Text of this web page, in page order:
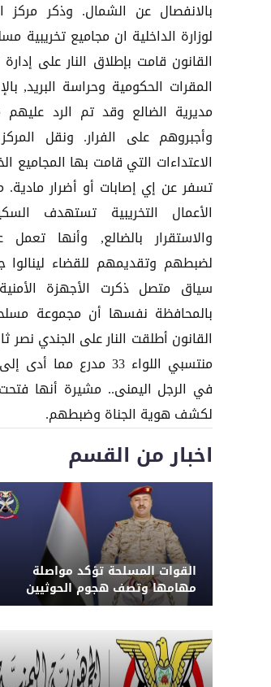
بالانفصال عن الشمال. وذكر مركز
لوزارة الداخلية ان مجاميع تخريبية
القانون قامت بإطلاق النار على
المقرات الحكومية وحراسة البريد,
مديرية الضالع وقد تم الرد عليهم
وأجبروهم على الفرار. ونقل
الاعتداءات التي قامت بها المجاميع
تسفر عن إي إصابات أو أضرار
الأعمال التخريبية تستهدف
والاستقرار بالضالع, وأنها
لضبطهم وتقديمهم للقضاء
سياق متصل ذكرت الأجهزة
بالمحافظة نفسها أن مجموعة
منتسبي اللواء 33 مدرع
في الرجل اليمنى.. مشيرة أنها
لكشف هوية الجناة وضبطهم.
اخبار من القسم
القوات المسلحة تؤكد مواصلة
مهامها وتصف هجوم الحوثيين
على المخا اعتداءً على الدولة